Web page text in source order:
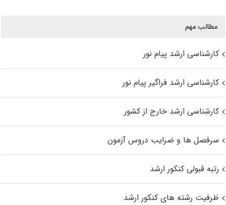
مطالب مهم
کارشناسی ارشد پیام نور
کارشناسی ارشد فراگیر پیام نور
کارشناسی ارشد خارج از کشور
سرفصل ها و ضرایب دروس آزمون
رتبه قبولی کنکور ارشد
ظرفیت رشته های کنکور ارشد